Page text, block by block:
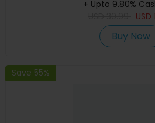
+ Upto 9.80%
USD
Buy Now
Save 55%